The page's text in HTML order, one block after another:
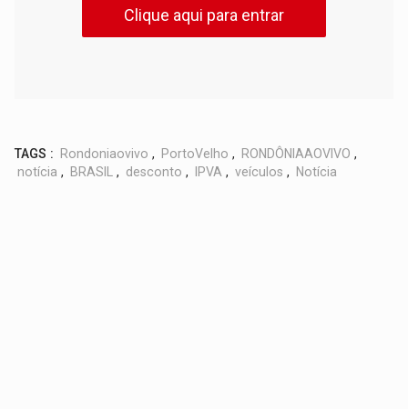
Clique aqui para entrar
TAGS : Rondoniaovivo , PortoVelho , RONDÔNIAAOVIVO ,
notícia , BRASIL , desconto , IPVA , veículos , Notícia